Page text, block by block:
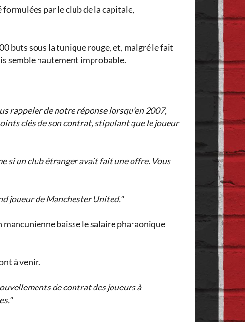
par le club de la capitale,
buts sous la tunique rouge, et, malgré le fait
semble hautement improbable.
rappeler de notre réponse lorsqu'en 2007,
clés de son contrat, stipulant que le joueur
si un club étranger avait fait une offre. Vous
joueur de Manchester United."
baisse le salaire pharaonique
à venir.
de contrat des joueurs à